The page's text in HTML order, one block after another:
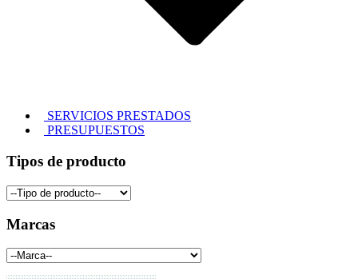
SERVICIOS PRESTADOS
PRESUPUESTOS
Tipos de producto
Marcas